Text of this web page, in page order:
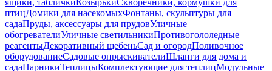
ящики, табличкиКозырькиСкворечники, кормушки для
птицДомики для насекомыхФонтаны, скульптуры для
садаПруды, аксессуары для прудовУличные
обогревателиУличные светильникиПротивогололедные
реагентыДекоративный щебеньСад и огородПоливочное
оборудованиеСадовые опрыскивателиШланги для дома и
садаПарникиТеплицыКомплектующие для теплицМодульные